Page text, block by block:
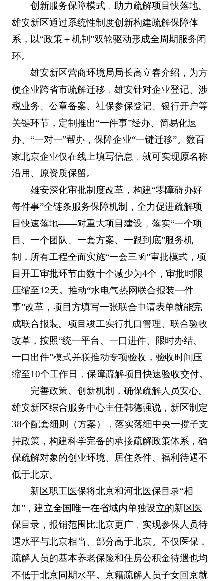
创新服务保障模式，助力疏解项目快落地。
雄安新区通过系统性制度创新构建疏解保障体
系，以“政策＋机制”双轮驱动形成全周期服务闭
环。
雄安新区营商环境局局长高立春介绍，为方
便企业跨省市疏解迁移，雄安针对企业登记、涉
税业务、公章备案、社保参保登记、银行开户等
关键环节，定制推出“一件事”经办、简易化速
办、“一对一”帮办，保障企业“一键迁移”。数百
家北京企业仅在线上填写信息，就可实现原名称
沿用、原资质保留。
雄安深化审批制度改革，构建“零障碍办好
每件事”全链条服务保障机制，全力促进疏解项
目快速落地——对重大项目建设，落实“一个项
目、一个团队、一套方案、一跟到底”服务机
制，所有工程全面实施“一会三函”审批模式，项
目开工审批环节由数十个减少为4个，审批时限
压缩至12天。推动“水电气热网联合报装一件
事”改革，项目方填写一张联合申请表单就能完
成联合报装。项目竣工实行扎口管理、联合验收
改革，按照“统一平台、一口进件、限时办结、
一口出件”模式并联推动专项验收，验收时间压
缩至10个工作日，保障疏解项目快速验收交付。
完善政策、创新机制，确保疏解人员安心。
雄安新区综合服务中心主任韩德强说，新区制定
38个配套细则（方案），落实落细中央一揽子支
持政策，构建科学完备的承接疏解政策体系，确
保疏解对象的创业环境、居住条件、福利待遇不
低于北京。
新区职工医保将北京和河北医保目录“相
加”，建立全国唯一在省域内单独设立的新区医
保目录，报销范围比北京更广，实现参保人员待
遇水平与北京相当、部分高于北京。不仅医保，
疏解人员的基本养老保险和住房公积金待遇也均
不低于北京同期水平。京籍疏解人员子女回京就